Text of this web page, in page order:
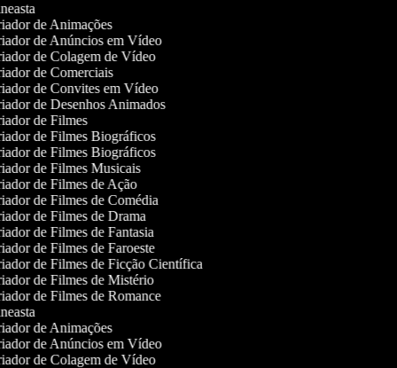
de Animações
de Anúncios em Vídeo
de Colagem de Vídeo
de Comerciais
de Convites em Vídeo
de Desenhos Animados
de Filmes
de Filmes Biográficos
de Filmes Biográficos
de Filmes Musicais
de Filmes de Ação
de Filmes de Comédia
de Filmes de Drama
de Filmes de Fantasia
de Filmes de Faroeste
de Filmes de Ficção Científica
de Filmes de Mistério
de Filmes de Romance
de Animações
de Anúncios em Vídeo
de Colagem de Vídeo